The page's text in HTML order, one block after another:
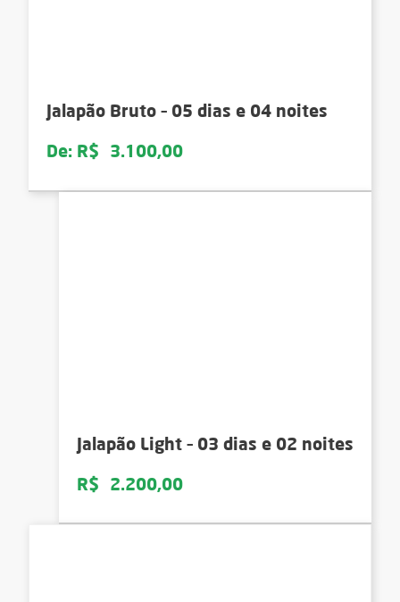
Jalapão Bruto – 05 dias e 04 noites
De: R$ 3.100,00
Jalapão Light – 03 dias e 02 noites
R$ 2.200,00